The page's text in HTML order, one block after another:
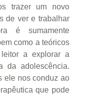
trazer um novo
de ver e trabalhar
é sumamente
como a teóricos
a explorar a
da adolescência.
ele nos conduz ao
que pode